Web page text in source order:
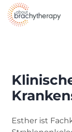
Skip to content
Esther ist